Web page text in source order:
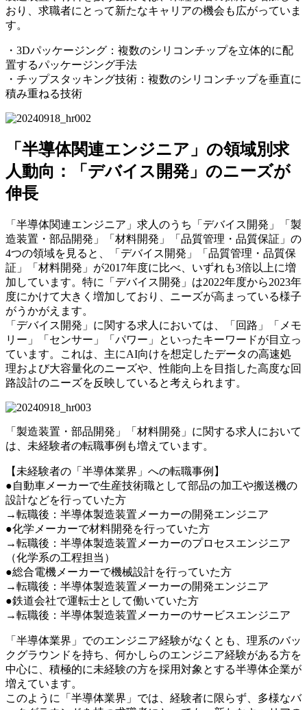
おり、求職者にとって新たなキャリアの機会も広がっていま
す。
・3Dパッケージング：複数のシリコンチップを立体的に配
置するパッケージング手法
・チップスタッキング技術：複数のシリコンチップを垂直に
積み重ねる技術
「半導体関連エンジニア」の領域別求
人動向：「デバイス開発」のニーズが
伸長
「半導体関連エンジニア」求人のうち「デバイス開発」「製
造装置・部品開発」「材料開発」「品質管理・品質保証」の
4つの領域を見ると、「デバイス開発」「品質管理・品質保
証」「材料開発」が2017年度に比べ、いずれも3倍以上に増
加しています。特に「デバイス開発」は2022年度から2023年
度にかけて大きく増加しており、ニーズが高まっている様子
がうかがえます。
「デバイス開発」に関する求人においては、「回路」「メモ
リー」「センサー」「パワー」といったキーワードが目立っ
ています。これは、主にAI向けを想定したデータの高速処
理および大容量化のニーズや、性能向上を目指した高度な回
路設計のニーズを反映していると考えられます。
「製造装置・部品開発」「材料開発」に関する求人において
は、未経験者の転職事例も増えています。
【未経験者の「半導体業界」への転職事例】
●自動車メーカーで生産技術職として部品の加工や搬送機の
設計などを行っていた方
→転職後：半導体製造装置メーカーの開発エンジニア
●化学メーカーで材料開発を行っていた方
→転職後：半導体製造装置メーカーのプロセスエンジニア
（化学系の工程担当）
●総合電機メーカーで機械設計を行っていた方
→転職後：半導体製造装置メーカーの開発エンジニア
●鉄道会社で運転士として働いていた方
→転職後：半導体製造装置メーカーのサービスエンジニア
「半導体業界」でのエンジニア経験がなくとも、理系のバッ
クグラウンドを持ち、何かしらのエンジニア経験がある方を
中心に、積極的に未経験の方を採用対象とする半導体企業が
増えています。
このように「半導体業界」では、経験者に限らず、多様なバ